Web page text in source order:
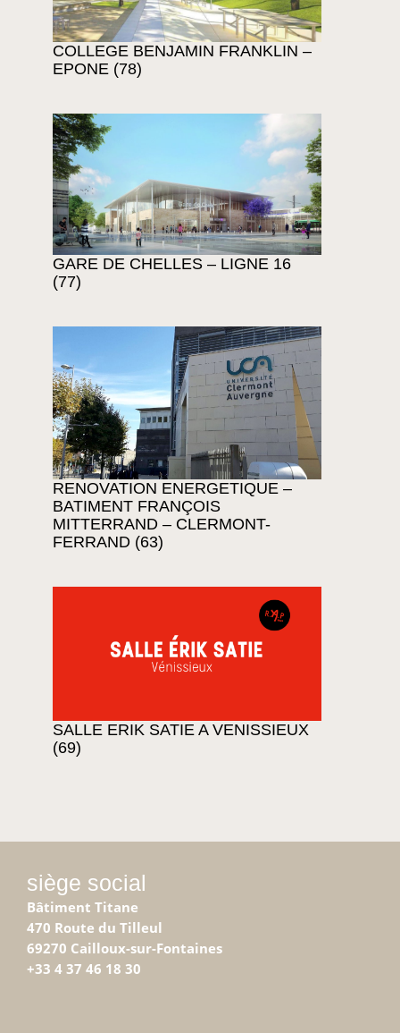
COLLEGE BENJAMIN FRANKLIN –
EPONE (78)
GARE DE CHELLES – LIGNE 16
(77)
RENOVATION ENERGETIQUE –
BATIMENT FRANÇOIS
MITTERRAND – CLERMONT-
FERRAND (63)
SALLE ERIK SATIE A VENISSIEUX
(69)
siège social
Bâtiment Titane
470 Route du Tilleul
69270 Cailloux-sur-Fontaines
+33 4 37 46 18 30